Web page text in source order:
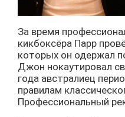
За время
кикбоксёра Парр
которых он одержал
Джон нокаутировал
года австралиец
правилам
Профессиональный